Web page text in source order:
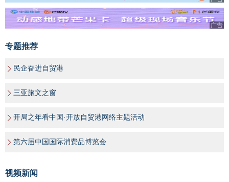
广告
专题推荐
民企奋进自贸港
三亚旅文之窗
开局之年看中国·开放自贸港网络主题活动
第六届中国国际消费品博览会
视频新闻